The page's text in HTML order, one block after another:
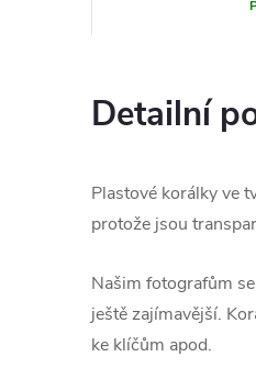
Detailní
Plastové korálky ve
protože jsou
Našim fotografům
ještě zajímavější.
ke klíčům apod.